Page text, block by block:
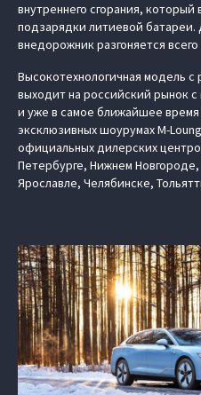
внутреннего сгорания,
подзарядки литиевой батареи.
внедорожник разгоняется всего
Высокотехнологичная модель
выходит на российский рынок
и уже в самое ближайшее время
эксклюзивных шоурумах M-
официальных дилерских
Петербурге, Нижнем
Ярославле, Челябинске,